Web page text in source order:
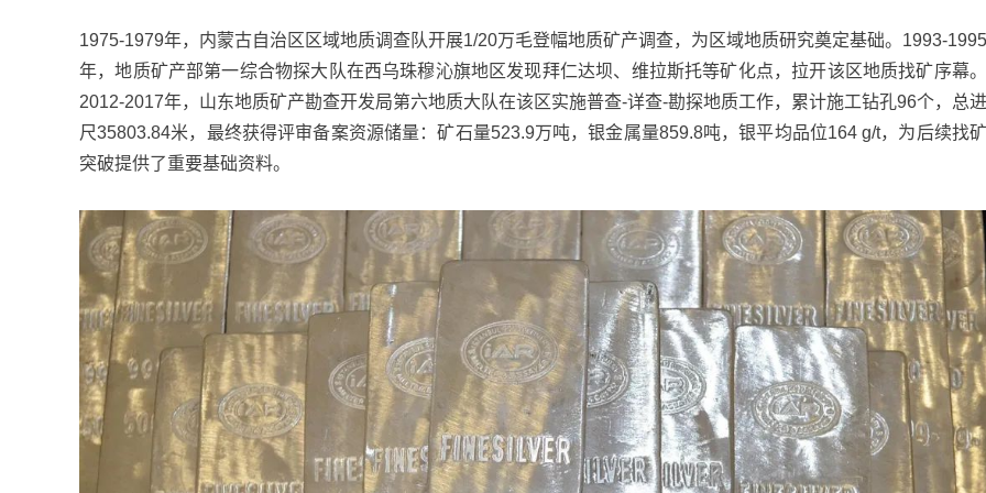
1975-1979年，内蒙古自治区区域地质调查队开展1/20万毛登幅地质矿产调查，为区域地质研究奠定基础。1993-1995
年，地质矿产部第一综合物探大队在西乌珠穆沁旗地区发现拜仁达坝、维拉斯托等矿化点，拉开该区地质找矿序幕。
2012-2017年，山东地质矿产勘查开发局第六地质大队在该区实施普查-详查-勘探地质工作，累计施工钻孔96个，总进
尺35803.84米，最终获得评审备案资源储量：矿石量523.9万吨，银金属量859.8吨，银平均品位164 g/t，为后续找矿
突破提供了重要基础资料。